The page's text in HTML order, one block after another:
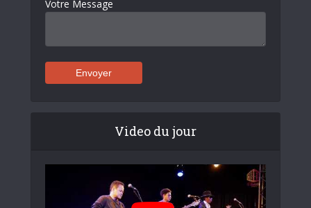
Votre Message
Video du jour